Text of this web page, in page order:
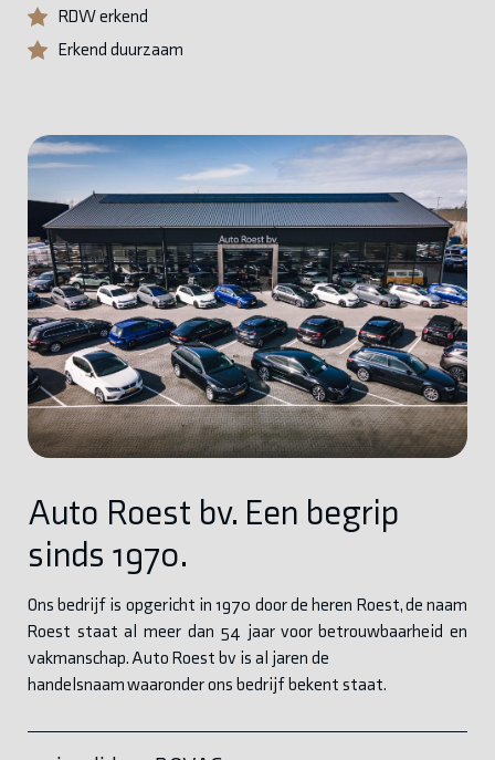
RDW erkend
Erkend duurzaam
Auto Roest bv. Een begrip
sinds 1970.
Ons bedrijf is opgericht in 1970 door de heren Roest, de naam
Roest staat al meer dan 54 jaar voor betrouwbaarheid en
vakmanschap. Auto Roest bv is al jaren de
handelsnaam waaronder ons bedrijf bekent staat.